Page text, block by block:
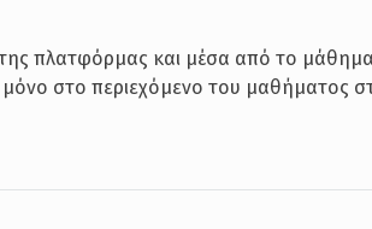
της πλατφόρμας και μέσα από το
στο περιεχόμενο του μαθήματος